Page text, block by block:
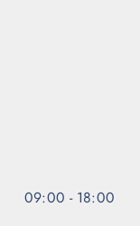
09:00 - 18:00